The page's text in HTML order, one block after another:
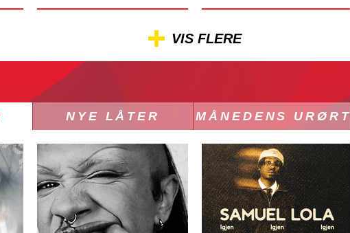
VIS FLERE
NYE LÅTER MÅNEDENS URØRT